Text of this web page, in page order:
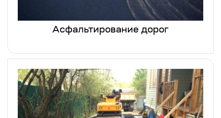
Асфальтирование дорог